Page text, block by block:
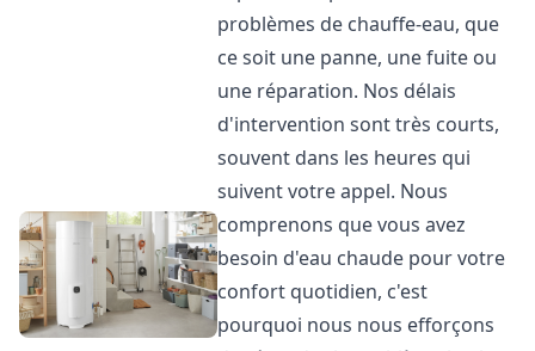
problèmes de chauffe-eau, que
ce soit une panne, une fuite ou
une réparation. Nos délais
d'intervention sont très courts,
souvent dans les heures qui
suivent votre appel. Nous
comprenons que vous avez
besoin d'eau chaude pour votre
confort quotidien, c'est
pourquoi nous nous efforçons